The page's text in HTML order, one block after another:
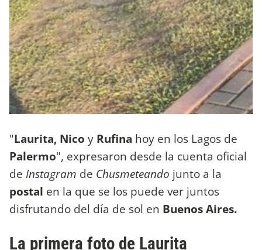
"Laurita, Nico y Rufina hoy en los Lagos de
Palermo", expresaron desde la cuenta oficial
de Instagram de Chusmeteando junto a la
postal en la que se los puede ver juntos
disfrutando del día de sol en Buenos Aires.
La primera foto de Laurita